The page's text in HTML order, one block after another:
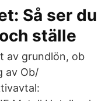
Så ser du
ställe
av grundlön, ob
av Ob/